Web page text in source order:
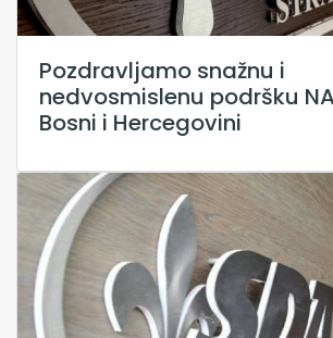
Pozdravljamo snažnu i
nedvosmislenu podršku
Bosni i Hercegovini